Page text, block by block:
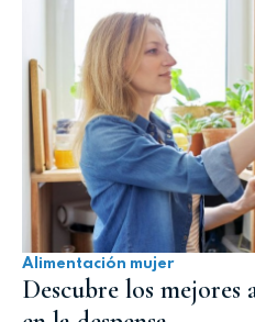
Alimentación mujer
Descubre los mejores